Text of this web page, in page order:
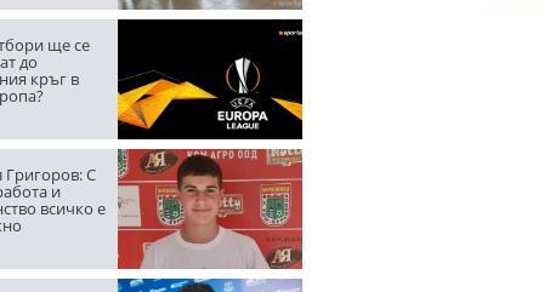
ще се
до
кръг в
Григоров: С
и
всичко е